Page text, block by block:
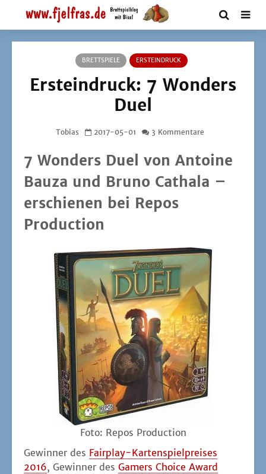
BRETTSPIELE ERSTEINDRUCK
Ersteindruck: 7 Wonders
Duel
Tobias 2017-05-01 3 Kommentare
7 Wonders Duel von Antoine
Bauza und Bruno Cathala –
erschienen bei Repos
Production
Foto: Repos Production
Gewin­ner des Fair­play-Kar­ten­spiel­prei­ses
2016, Gewin­ner des Gamers Choice Award